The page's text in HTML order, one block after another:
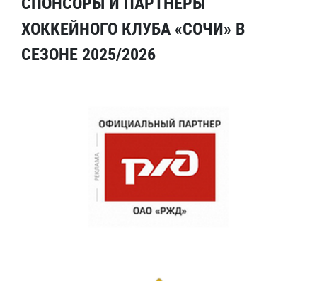
ХОККЕЙНОГО КЛУБА «СОЧИ» В
СЕЗОНЕ 2025/2026